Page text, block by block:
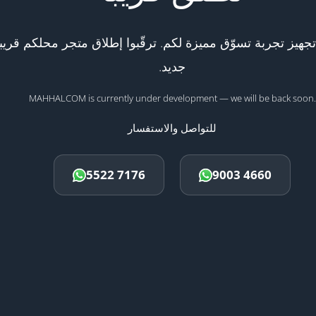
تجربة تسوّق مميزة لكم. ترقّبوا إطلاق متجر محلكم
جديد.
MAHHALCOM is currently under development — we will be back soon.
للتواصل والاستفسار
5522 7176 9003 4660